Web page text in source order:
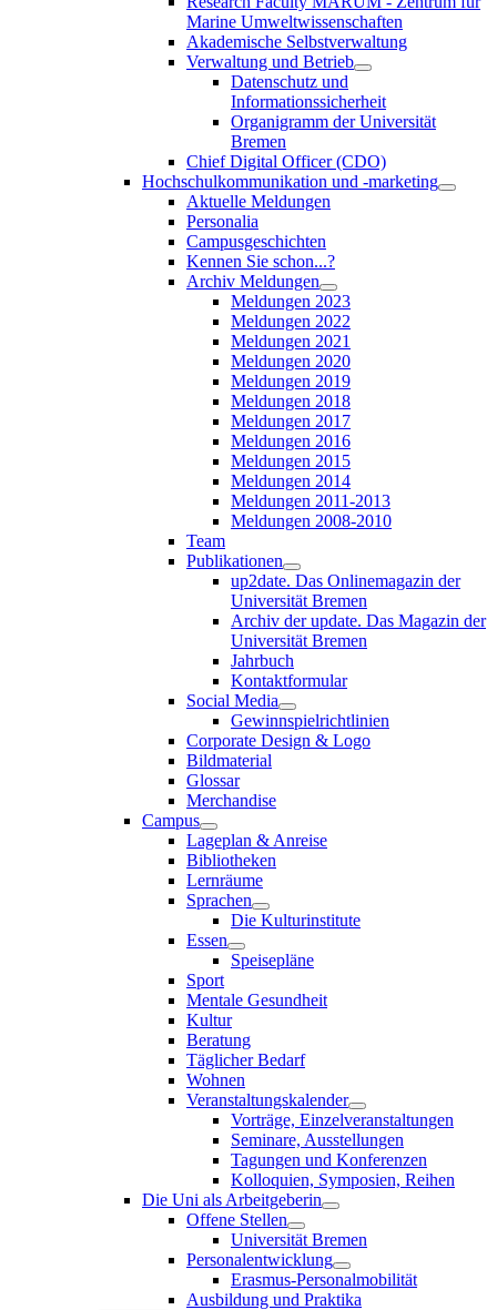
Marine Umweltwissenschaften
Akademische Selbstverwaltung
Verwaltung und Betrieb
Datenschutz und
Informationssicherheit
Organigramm der Universität
Bremen
Chief Digital Officer (CDO)
Hochschulkommunikation und -marketing
Aktuelle Meldungen
Personalia
Campusgeschichten
Kennen Sie schon...?
Archiv Meldungen
Meldungen 2023
Meldungen 2022
Meldungen 2021
Meldungen 2020
Meldungen 2019
Meldungen 2018
Meldungen 2017
Meldungen 2016
Meldungen 2015
Meldungen 2014
Meldungen 2011-2013
Meldungen 2008-2010
Team
Publikationen
up2date. Das Onlinemagazin der
Universität Bremen
Archiv der update. Das Magazin der
Universität Bremen
Jahrbuch
Kontaktformular
Social Media
Gewinnspielrichtlinien
Corporate Design & Logo
Bildmaterial
Glossar
Merchandise
Campus
Lageplan & Anreise
Bibliotheken
Lernräume
Sprachen
Die Kulturinstitute
Essen
Speisepläne
Sport
Mentale Gesundheit
Kultur
Beratung
Täglicher Bedarf
Wohnen
Veranstaltungskalender
Vorträge, Einzelveranstaltungen
Seminare, Ausstellungen
Tagungen und Konferenzen
Kolloquien, Symposien, Reihen
Die Uni als Arbeitgeberin
Offene Stellen
Universität Bremen
Personalentwicklung
Erasmus-Personalmobilität
Ausbildung und Praktika